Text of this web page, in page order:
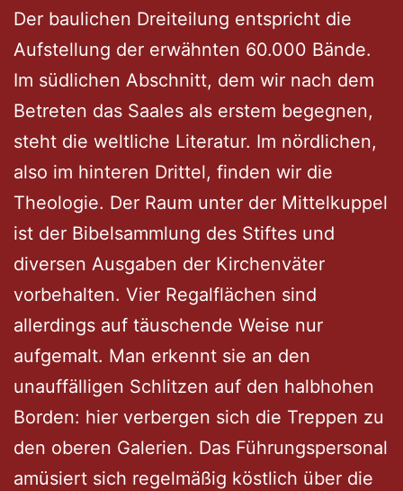
Der baulichen Dreiteilung entspricht die
Aufstellung der erwähnten 60.000 Bände.
Im südlichen Abschnitt, dem wir nach dem
Betreten das Saales als erstem begegnen,
steht die weltliche Literatur. Im nördlichen,
also im hinteren Drittel, finden wir die
Theologie. Der Raum unter der Mittelkuppel
ist der Bibelsammlung des Stiftes und
diversen Ausgaben der Kirchenväter
vorbehalten. Vier Regalflächen sind
allerdings auf täuschende Weise nur
aufgemalt. Man erkennt sie an den
unauffälligen Schlitzen auf den halbhohen
Borden: hier verbergen sich die Treppen zu
den oberen Galerien. Das Führungspersonal
amüsiert sich regelmäßig köstlich über die